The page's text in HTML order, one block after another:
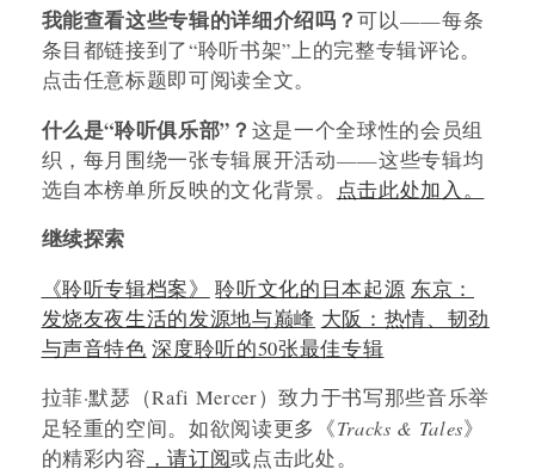
我能查看这些专辑的详细介绍吗？可以——每条
条目都链接到了“聆听书架”上的完整专辑评论。
点击任意标题即可阅读全文。
什么是“聆听俱乐部”？ 这是一个全球性的会员组
织，每月围绕一张专辑展开活动——这些专辑均
选自本榜单所反映的文化背景。
点击此处加入。
继续探索
《聆听专辑档案》 聆听文化的日本起源 东京：
发烧友夜生活的发源地与巅峰 大阪：热情、韧劲
与声音特色 深度聆听的50张最佳专辑
拉菲·默瑟（Rafi Mercer）致力于书写那些音乐举
足轻重的空间。如欲阅读更多《Tracks & Tales》
的精彩内容 ，请订阅或点击此处。